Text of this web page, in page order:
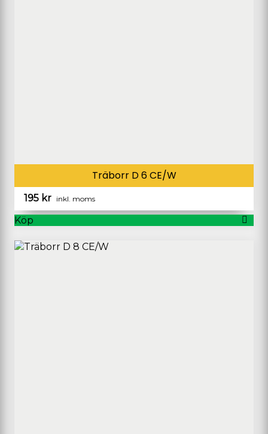
Träborr D 6 CE/W
195 kr inkl. moms
Köp